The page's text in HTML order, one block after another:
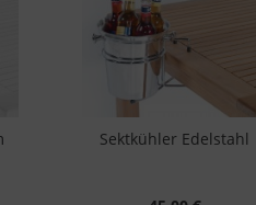
Sektkühler Edelstahl